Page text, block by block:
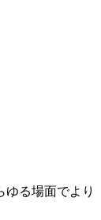
る場面でより